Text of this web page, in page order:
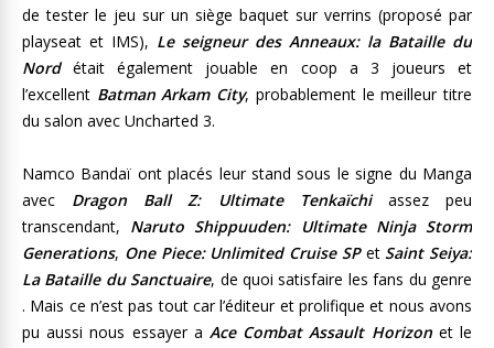
de tester le jeu sur un siège baquet sur verrins (proposé par
playseat et IMS), Le seigneur des Anneaux: la Bataille du
Nordétait également jouable en coop a 3 joueurs et
l’excellent Batman Arkam City, probablement le meilleur titre
du salon avec Uncharted 3.
Namco Bandaï ont placés leur stand sous le signe du Manga
avec Dragon Ball Z: Ultimate Tenkaïchiassez peu
transcendant, Naruto Shippuuden: Ultimate Ninja Storm
Generations, One Piece: Unlimited Cruise SPetSaint Seiya:
La Bataille du Sanctuaire, de quoi satisfaire les fans du genre
. Mais ce n’est pas tout car l’éditeur et prolifique et nous avons
pu aussi nous essayer a Ace Combat Assault Horizonet le